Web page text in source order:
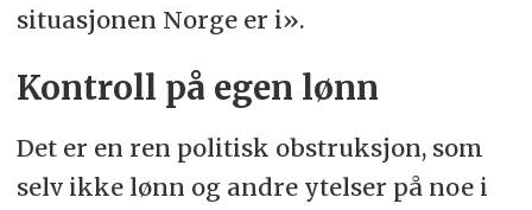
situasjonen Norge er i».
Kontroll på egen lønn
Det er en ren politisk obstruksjon, som
selv ikke lønn og andre ytelser på noe i